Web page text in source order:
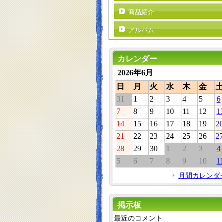
商品紹介
アルバム
カレンダー
2026年6月
日
月 火 水 木 金
31
1 2 3 4 5
6
7
8 9 10 11 12
14
15 16 17 18 19
21
22 23 24 25 26
28
29 30 1 2 3
4
5
6 7 8 9 10 11
月間カレンダ
掲示板
最近のコメント